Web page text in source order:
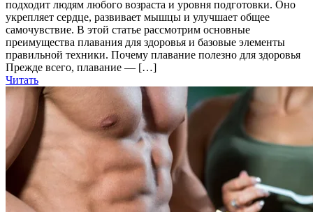
подходит людям любого возраста и уровня подготовки. Оно
укрепляет сердце, развивает мышцы и улучшает общее
самочувствие. В этой статье рассмотрим основные
преимущества плавания для здоровья и базовые элементы
правильной техники. Почему плавание полезно для здоровья
Прежде всего, плавание — […]
Читать